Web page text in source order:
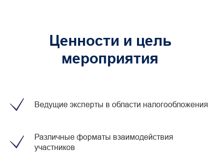
Ценности и цель
мероприятия
Ведущие эксперты в области налогообложения
Различные форматы взаимодействия
участников